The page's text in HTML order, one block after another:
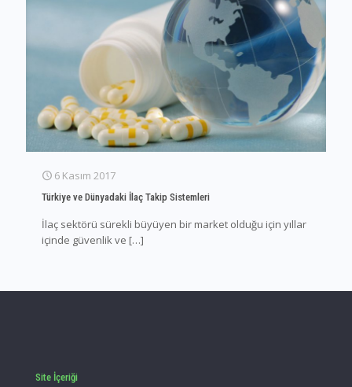
6 Kasım 2017
Türkiye ve Dünyadaki İlaç Takip Sistemleri
İlaç sektörü sürekli büyüyen bir market olduğu için yıllar
içinde güvenlik ve […]
Site İçeriği